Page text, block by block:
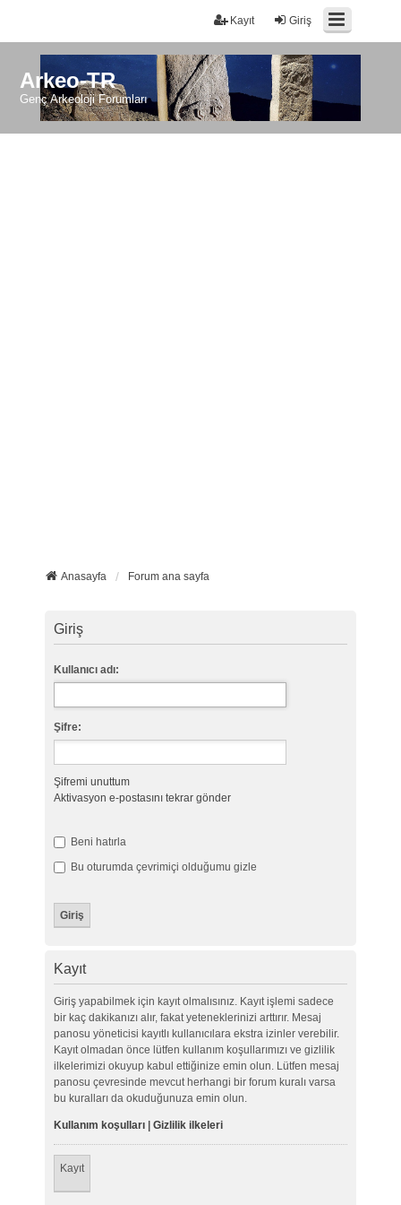
Giriş
Kayıt
Arkeo-TR
Genç Arkeoloji Forumları
Anasayfa Forum ana sayfa
Giriş
Kullanıcı adı:
Şifre:
Şifremi unuttum
Aktivasyon e-postasını tekrar gönder
Beni hatırla
Bu oturumda çevrimiçi olduğumu gizle
Kayıt
Giriş yapabilmek için kayıt olmalısınız. Kayıt işlemi sadece
bir kaç dakikanızı alır, fakat yeteneklerinizi arttırır. Mesaj
panosu yöneticisi kayıtlı kullanıcılara ekstra izinler verebilir.
Kayıt olmadan önce lütfen kullanım koşullarımızı ve gizlilik
ilkelerimizi okuyup kabul ettiğinize emin olun. Lütfen mesaj
panosu çevresinde mevcut herhangi bir forum kuralı varsa
bu kuralları da okuduğunuza emin olun.
Kullanım koşulları| Gizlilik ilkeleri
Kayıt